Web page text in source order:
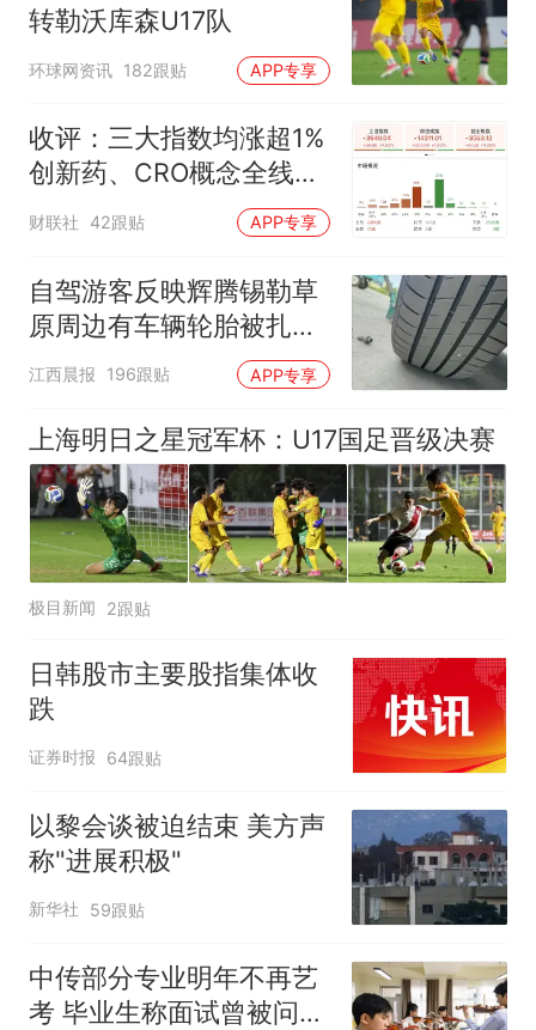
转勒沃库森U17队
环球网资讯 182跟贴 APP专享
收评：三大指数均涨超1%
创新药、CRO概念全线走
强
财联社 42跟贴 APP专享
自驾游客反映辉腾锡勒草
原周边有车辆轮胎被扎，
修理店铺换胎价格高达千
元，官方发布情况通报
江西晨报 196跟贴 APP专享
上海明日之星冠军杯：U17国足晋级决赛
极目新闻 2跟贴
日韩股市主要股指集体收
跌
证券时报 64跟贴
以黎会谈被迫结束 美方声
称"进展积极"
新华社 59跟贴
中传部分专业明年不再艺
考 毕业生称面试曾被问